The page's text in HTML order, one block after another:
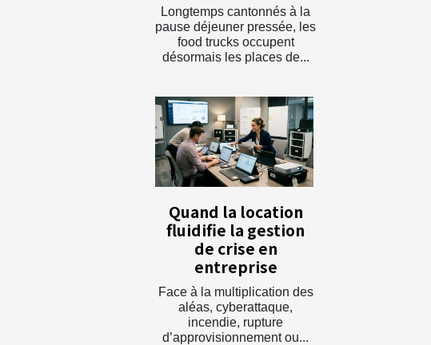
Longtemps cantonnés à la
pause déjeuner pressée, les
food trucks occupent
désormais les places de...
Quand la location
fluidifie la gestion
de crise en
entreprise
Face à la multiplication des
aléas, cyberattaque,
incendie, rupture
d’approvisionnement ou...